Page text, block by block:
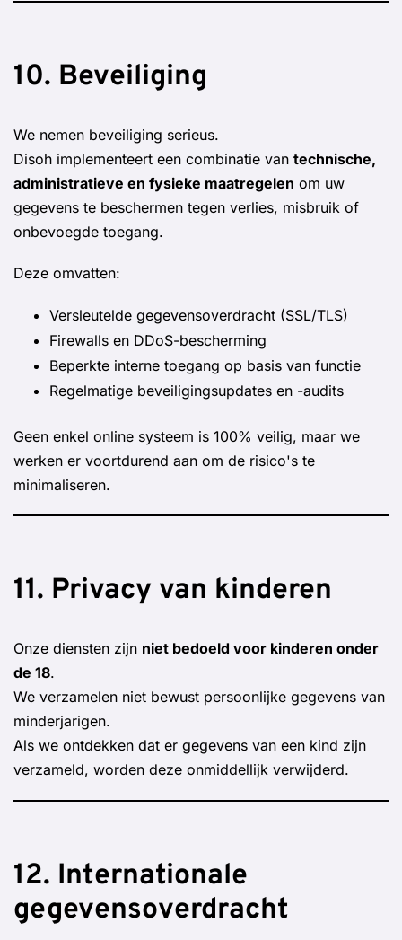
10. Beveiliging
We nemen beveiliging serieus.
Disoh implementeert een combinatie van technische,
administratieve en fysieke maatregelen om uw
gegevens te beschermen tegen verlies, misbruik of
onbevoegde toegang.
Deze omvatten:
Versleutelde gegevensoverdracht (SSL/TLS)
Firewalls en DDoS-bescherming
Beperkte interne toegang op basis van functie
Regelmatige beveiligingsupdates en -audits
Geen enkel online systeem is 100% veilig, maar we
werken er voortdurend aan om de risico's te
minimaliseren.
11. Privacy van kinderen
Onze diensten zijn niet bedoeld voor kinderen onder
de 18.
We verzamelen niet bewust persoonlijke gegevens van
minderjarigen.
Als we ontdekken dat er gegevens van een kind zijn
verzameld, worden deze onmiddellijk verwijderd.
12. Internationale
gegevensoverdracht